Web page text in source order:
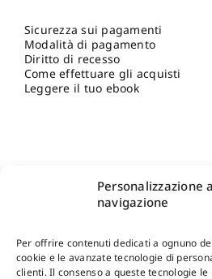
Personalizzazione
navigazione
Per offrire contenuti dedicati a ognuno
cookie e le avanzate tecnologie di
clienti. Il consenso a queste tecnologie
Sicurezza sui pagamenti
Modalità di pagamento
Diritto di recesso
Come effettuare gli acquisti
Leggere il tuo ebook